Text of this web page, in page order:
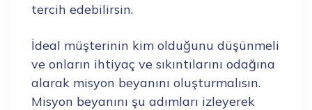
tercih edebilirsin.
İdeal müşterinin kim olduğunu düşünmeli
ve onların ihtiyaç ve sıkıntılarını odağına
alarak misyon beyanını oluşturmalısın.
Misyon beyanını şu adımları izleyerek